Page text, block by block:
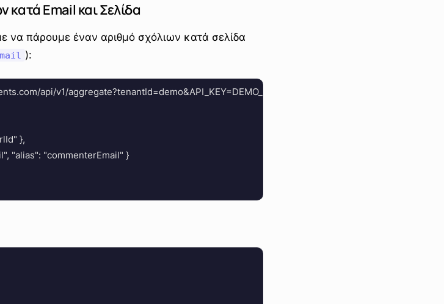
Email και Σελίδα
να πάρουμε έναν αριθμό σχόλιων κατά σελίδα
):
api/v1/aggregate?tenantId=demo&API_KEY=DEMO_API_SECRET&includeStats=true' --data '{
},
"alias": "commenterEmail" }